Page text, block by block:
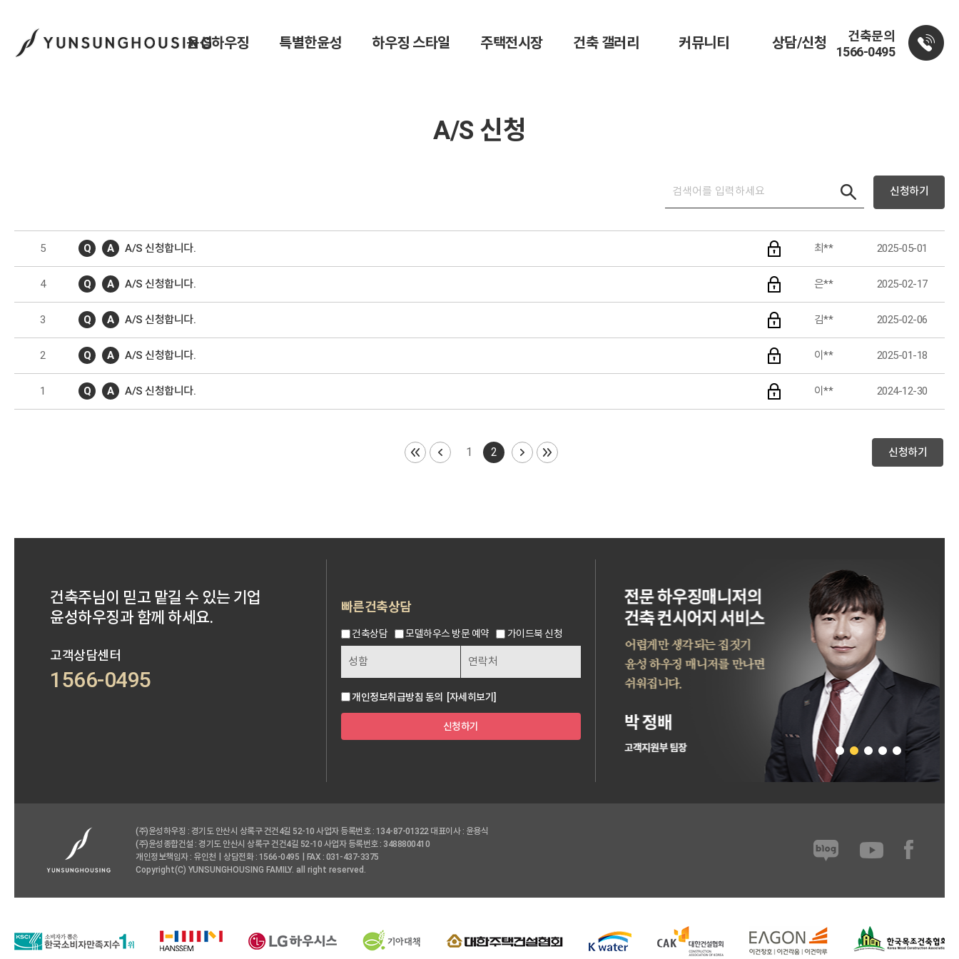
윤성하우징 특별한윤성 하우징 스타일 주택전시장 건축 갤러리 커뮤니티 상담/신청
건축문의
1566-0495
A/S 신청
신청하기
5 Q A A/S 신청합니다. 최** 2025-05-01
4 Q A A/S 신청합니다. 은** 2025-02-17
3 Q A A/S 신청합니다. 김** 2025-02-06
2 Q A A/S 신청합니다. 이** 2025-01-18
1 Q A A/S 신청합니다. 이** 2024-12-30
신청하기
1 2
건축주님이 믿고 맡길 수 있는 기업
윤성하우징과 함께 하세요.
고객상담센터
1566-0495
빠른건축상담
건축상담 모델하우스 방문 예약 가이드북 신청
개인정보취급방침 동의 [자세히보기]
신청하기
(주)윤성하우징 : 경기도 안산시 상록구 건건4길 52-10 사업자 등록번호 : 134-87-01322 대표이사 : 윤용식
(주)윤성종합건설 : 경기도 안산시 상록구 건건4길 52-10 사업자 등록번호 : 3488800410
개인정보책임자 : 유인천
상담전화 : 1566-0495
FAX : 031-437-3375
Copyright(C) YUNSUNGHOUSING FAMILY. all right reserved.